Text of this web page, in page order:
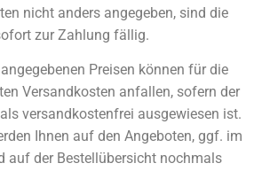
nicht anders angegeben, sind die
zur Zahlung fällig.
Preisen können für die
Versandkosten anfallen, sofern der
versandkostenfrei ausgewiesen ist.
Ihnen auf den Angeboten, ggf. im
auf der Bestellübersicht nochmals